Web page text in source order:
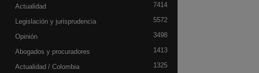
Actualidad 7414
Legislación y jurisprudencia 5572
Opinión 3498
Abogados y procuradores 1413
Actualidad / Colombia 1325